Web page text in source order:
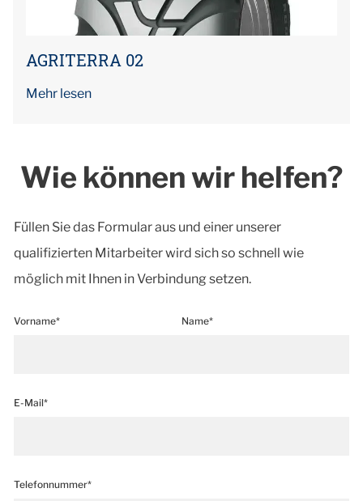
AGRITERRA 02
Mehr lesen
Wie können wir helfen?
Füllen Sie das Formular aus und einer unserer
qualifizierten Mitarbeiter wird sich so schnell wie
möglich mit Ihnen in Verbindung setzen.
Vorname* Name*
E-Mail*
Telefonnummer*